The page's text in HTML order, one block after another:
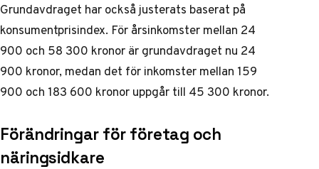
Grundavdraget har också justerats baserat på
konsumentprisindex. För årsinkomster mellan 24
900 och 58 300 kronor är grundavdraget nu 24
900 kronor, medan det för inkomster mellan 159
900 och 183 600 kronor uppgår till 45 300 kronor.
Förändringar för företag och
näringsidkare